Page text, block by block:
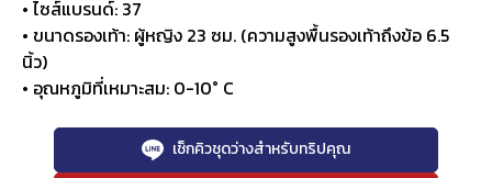
• ไซส์แบรนด์: 37
• ขนาดรองเท้า: ผู้หญิง 23 ซม. (ความสูงพื้นรองเท้าถึงข้อ 6.5
นิ้ว)
• อุณหภูมิที่เหมาะสม: 0-10° C
เช็กคิวชุดว่างสำหรับทริปคุณ